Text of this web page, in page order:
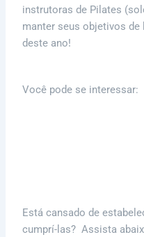
instrutoras de Pilates
manter seus objetivos de
deste ano!
Você pode se interessar:
Está cansado de
cumprí-las? Assista